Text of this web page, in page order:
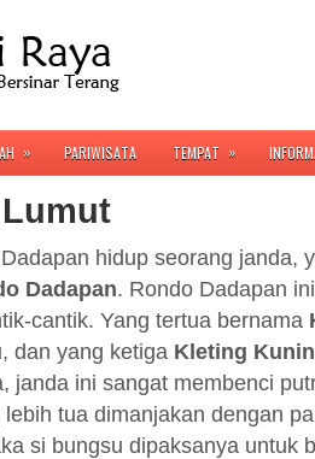
» PARIWISATA TEMPAT »
hidup seorang janda,
Dadapan. Rondo Dadapan
cantik. Yang tertua bernama
, dan yang ketiga Kleting
janda ini sangat membenci
tua dimanjakan dengan
si bungsu dipaksanya untuk